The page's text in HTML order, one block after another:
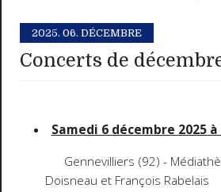
2025. 06. DÉCEMBRE
Concerts de
Samedi 6 décembre 2025
Gennevilliers (92) -
Doisneau et François Rabelais